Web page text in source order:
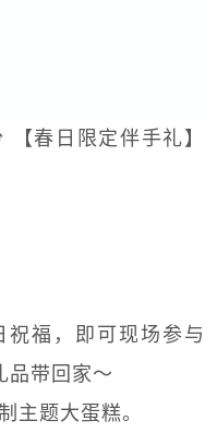
春日限定伴手礼】
福，即可现场参与
品带回家～
主题大蛋糕。